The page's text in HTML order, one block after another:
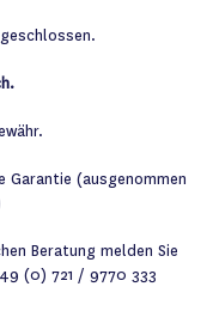
Garantie (ausgenommen
Beratung melden Sie
(0) 721 / 9770 333